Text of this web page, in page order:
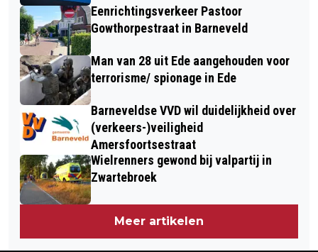
Eenrichtingsverkeer Pastoor
Gowthorpestraat in Barneveld
Man van 28 uit Ede aangehouden voor
terrorisme/ spionage in Ede
Barneveldse VVD wil duidelijkheid over
(verkeers-)veiligheid
Amersfoortsestraat
Wielrenners gewond bij valpartij in
Zwartebroek
Meer artikelen